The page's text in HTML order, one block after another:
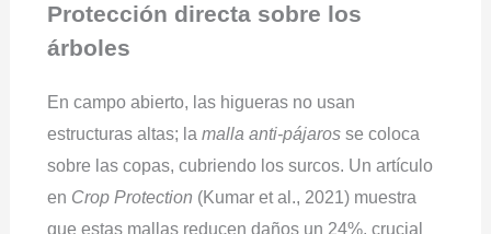
Protección directa sobre los
árboles
En campo abierto, las higueras no usan
estructuras altas; la malla anti-pájarosse coloca
sobre las copas, cubriendo los surcos. Un artículo
en Crop Protection (Kumar et al., 2021) muestra
que estas mallas reducen daños un 24%, crucial